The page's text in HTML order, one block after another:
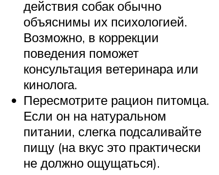
действия собак обычно
объяснимы их психологией.
Возможно, в коррекции
поведения поможет
консультация ветеринара или
кинолога.
Пересмотрите рацион питомца.
Если он на натуральном
питании, слегка подсаливайте
пищу (на вкус это практически
не должно ощущаться).